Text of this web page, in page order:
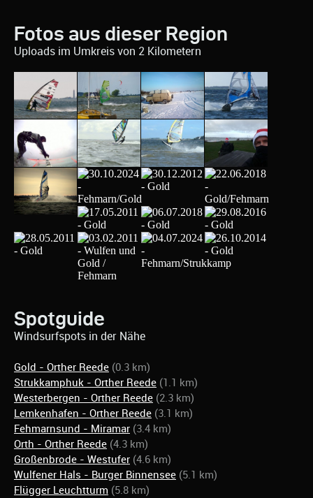
Fotos aus dieser Region
Uploads im Umkreis von 2 Kilometern
Spotguide
Windsurfspots in der Nähe
Gold - Orther Reede (0.3 km)
Strukkamphuk - Orther Reede (1.1 km)
Westerbergen - Orther Reede (2.3 km)
Lemkenhafen - Orther Reede (3.1 km)
Fehmarnsund - Miramar (3.4 km)
Orth - Orther Reede (4.3 km)
Großenbrode - Westufer (4.6 km)
Wulfener Hals - Burger Binnensee (5.1 km)
Flügger Leuchtturm (5.8 km)